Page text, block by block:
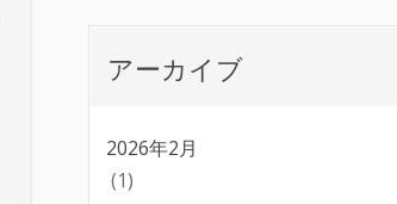
アーカイブ
2026年2月
(1)